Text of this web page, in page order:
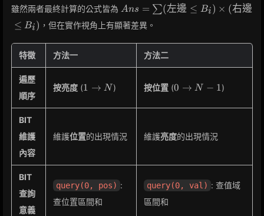
雖然兩者最終計算的公式皆為 Ans =
\sum
(\text{左
邊} \le
\times
邊} \le
Ans = ∑(左邊 ≤ Bi) × (右邊
≤ Bi) ，但在實作視角上有顯著差異。
特徵 方法一 方法二
遍歷
順序
按亮度 (1
N
1 → N ) 按位置 (0
N-
0 → N − 1)
BIT
維護
內容
維護位置的出現情況 維護亮度的出現情況
BIT
查詢
意義
query(0, pos) :
查位置區間和
query(0, val) : 查值域
區間和